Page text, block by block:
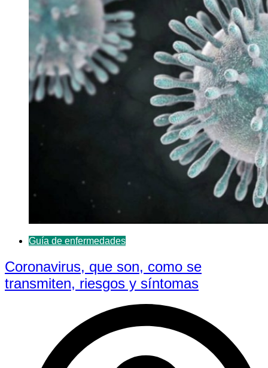
Guía de enfermedades
Coronavirus, que son, como se
transmiten, riesgos y síntomas